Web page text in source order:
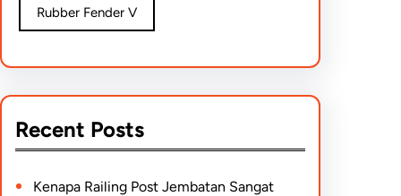
Rubber Fender V
Recent Posts
Kenapa Railing Post Jembatan Sangat